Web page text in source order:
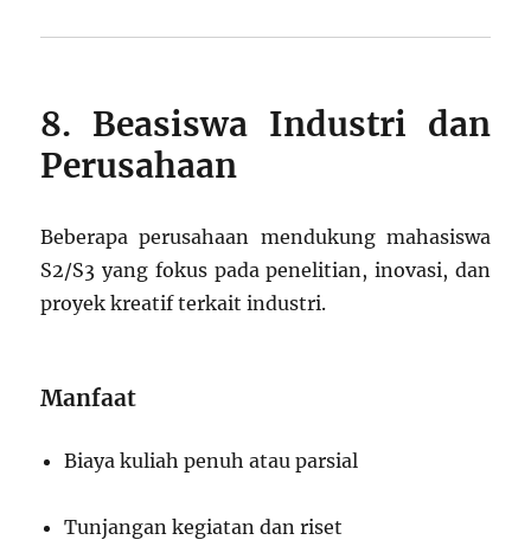
8. Beasiswa Industri dan
Perusahaan
Beberapa perusahaan mendukung mahasiswa
S2/S3 yang fokus pada penelitian, inovasi, dan
proyek kreatif terkait industri.
Manfaat
Biaya kuliah penuh atau parsial
Tunjangan kegiatan dan riset